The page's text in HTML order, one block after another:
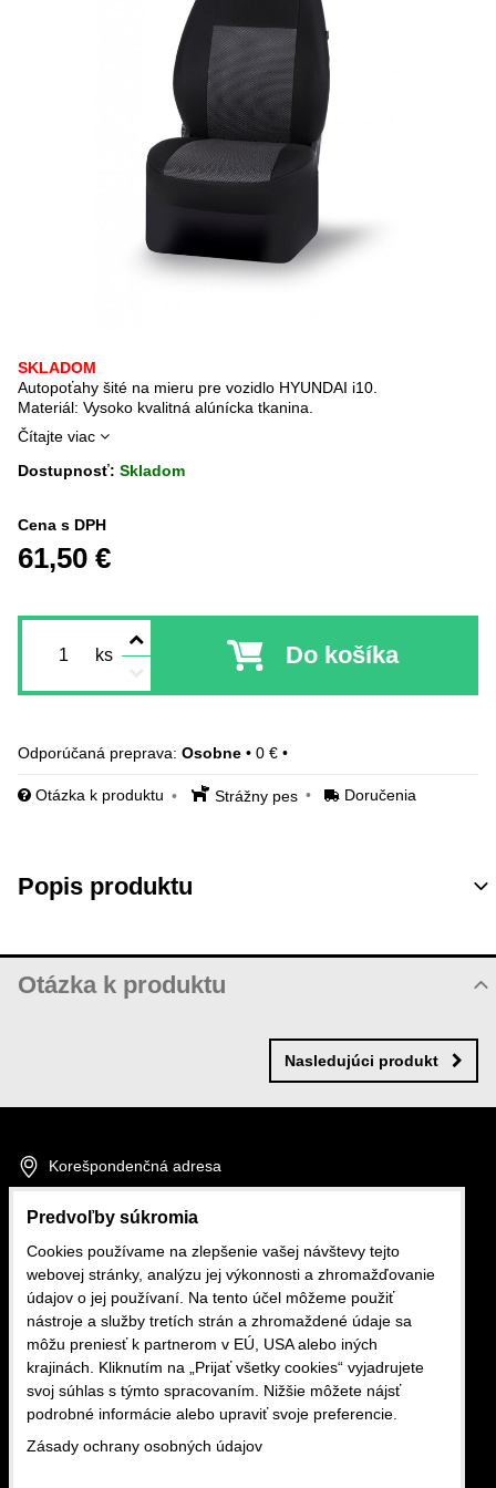
SKLADOM
Autopoťahy šité na mieru pre vozidlo HYUNDAI i10.
Materiál: Vysoko kvalitná alúnícka tkanina.
Čítajte viac
Dostupnosť: Skladom
Cena s DPH
61,50 €
ks Do košíka
Osobne • 0 € •
Otázka k produktu Strážny pes Doručenia
Popis produktu
Otázka k produktu
VAŠA OTÁZKA K PRODUKTU
Odoslať
Nasledujúci produkt
Korešpondenčná adresa
Fakturačné údaje
GDPR
Autopotahy FB
cartex@cartex.sk
+421 907 601 888
Predvoľby súkromia
Cookies používame na zlepšenie vašej návštevy tejto
webovej stránky, analýzu jej výkonnosti a zhromažďovanie
údajov o jej používaní. Na tento účel môžeme použiť
nástroje a služby tretích strán a zhromaždené údaje sa
môžu preniesť k partnerom v EÚ, USA alebo iných
krajinách. Kliknutím na „Prijať všetky cookies“ vyjadrujete
svoj súhlas s týmto spracovaním. Nižšie môžete nájsť
podrobné informácie alebo upraviť svoje preferencie.
Zásady ochrany osobných údajov